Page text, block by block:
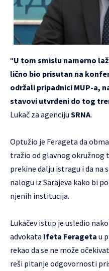
“U tom smislu namerno
lično bio prisutan na
održali pripadnici MUP-a,
stavovi utvrđeni do tog
Lukač za agenciju SRNA.
Optužio je Ferageta da
tražio od glavnog okružnog
prekine dalju istragu i da na
nalogu iz Sarajeva kako bi
njenih institucija.
Lukačev istup je usledio
advokata Ifeta Ferageta u
rekao da se ne može
reši pitanje odgovornosti